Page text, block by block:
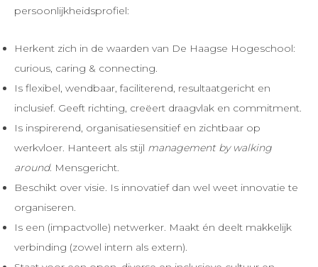
persoonlijkheidsprofiel:
Herkent zich in de waarden van De Haagse Hogeschool:
curious, caring & connecting.
Is flexibel, wendbaar, faciliterend, resultaatgericht en
inclusief. Geeft richting, creëert draagvlak en commitment.
Is inspirerend, organisatiesensitief en zichtbaar op
werkvloer. Hanteert als stijl management by walking
around. Mensgericht.
Beschikt over visie. Is innovatief dan wel weet innovatie te
organiseren.
Is een (impactvolle) netwerker. Maakt én deelt makkelijk
verbinding (zowel intern als extern).